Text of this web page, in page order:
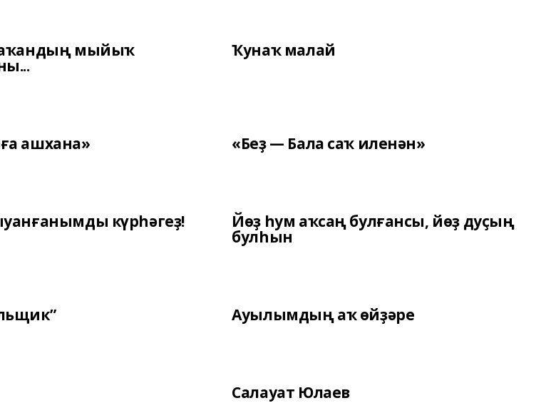
мыйыҡ Ҡунаҡ малай
ашхана» «Беҙ — Бала саҡ иленән»
күрһәгеҙ! Йөҙ һум аҡсаң булғансы, йөҙ дуҫың
булһын
Ауылымдың аҡ өйҙәре
Салауат Юлаев